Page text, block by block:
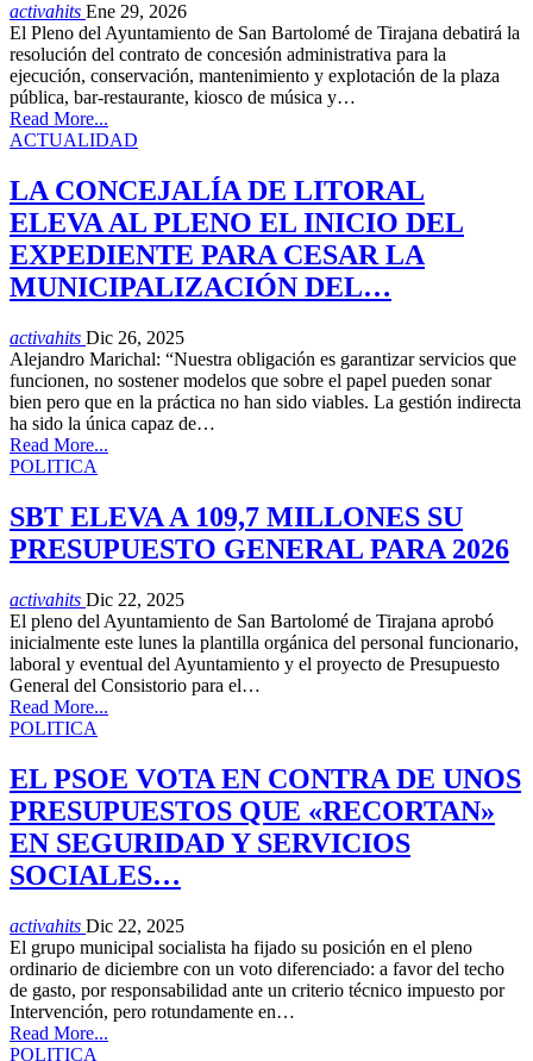
activahits Ene 29, 2026
El Pleno del Ayuntamiento de San Bartolomé de Tirajana debatirá la
resolución del contrato de concesión administrativa para la
ejecución, conservación, mantenimiento y explotación de la plaza
pública, bar-restaurante, kiosco de música y…
Read More...
ACTUALIDAD
LA CONCEJALÍA DE LITORAL
ELEVA AL PLENO EL INICIO DEL
EXPEDIENTE PARA CESAR LA
MUNICIPALIZACIÓN DEL…
activahits Dic 26, 2025
Alejandro Marichal: “Nuestra obligación es garantizar servicios que
funcionen, no sostener modelos que sobre el papel pueden sonar
bien pero que en la práctica no han sido viables. La gestión indirecta
ha sido la única capaz de…
Read More...
POLITICA
SBT ELEVA A 109,7 MILLONES SU
PRESUPUESTO GENERAL PARA 2026
activahits Dic 22, 2025
El pleno del Ayuntamiento de San Bartolomé de Tirajana aprobó
inicialmente este lunes la plantilla orgánica del personal funcionario,
laboral y eventual del Ayuntamiento y el proyecto de Presupuesto
General del Consistorio para el…
Read More...
POLITICA
EL PSOE VOTA EN CONTRA DE UNOS
PRESUPUESTOS QUE «RECORTAN»
EN SEGURIDAD Y SERVICIOS
SOCIALES…
activahits Dic 22, 2025
El grupo municipal socialista ha fijado su posición en el pleno
ordinario de diciembre con un voto diferenciado: a favor del techo
de gasto, por responsabilidad ante un criterio técnico impuesto por
Intervención, pero rotundamente en…
Read More...
POLITICA